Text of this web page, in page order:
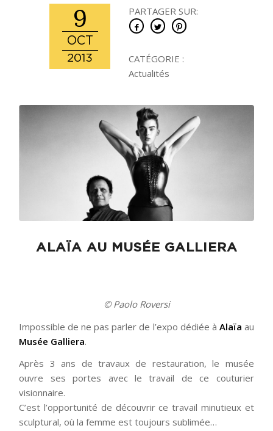
9
OCT
2013
PARTAGER SUR:
CATÉGORIE :
Actualités
ALAÏA AU MUSÉE GALLIERA
© Paolo Roversi
Impossible de ne pas parler de l’expo dédiée à Alaïa au
Musée Galliera.
Après 3 ans de travaux de restauration, le musée
ouvre ses portes avec le travail de ce couturier
visionnaire.
C’est l’opportunité de découvrir ce travail minutieux et
sculptural, où la femme est toujours sublimée…